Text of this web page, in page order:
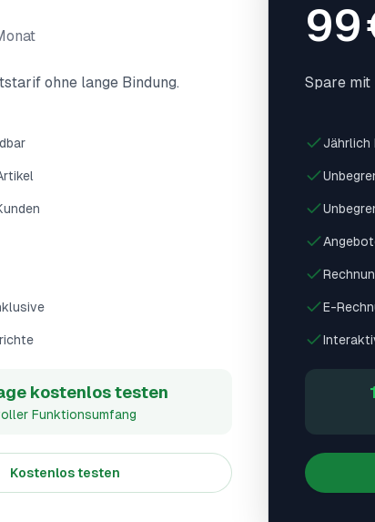
ohne lange Bindung.
kostenlos testen
Funktionsumfang
Kostenlos testen
99
Spare mit
Jährlich
E-